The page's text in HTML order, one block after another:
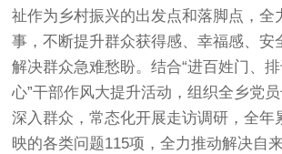
祉作为乡村振兴的出发点和落脚点，全
事，不断提升群众获得感、幸福感、安
解决群众急难愁盼。结合“进百姓门、
心”干部作风大提升活动，组织全乡党员
深入群众，常态化开展走访调研，全年
映的各类问题115项，全力推动解决自